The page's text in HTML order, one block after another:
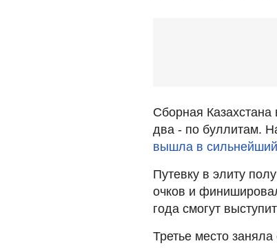
Сборная
два - по буллитам.
вышла в
Путевку в элиту
очков и
года смогут
Третье место